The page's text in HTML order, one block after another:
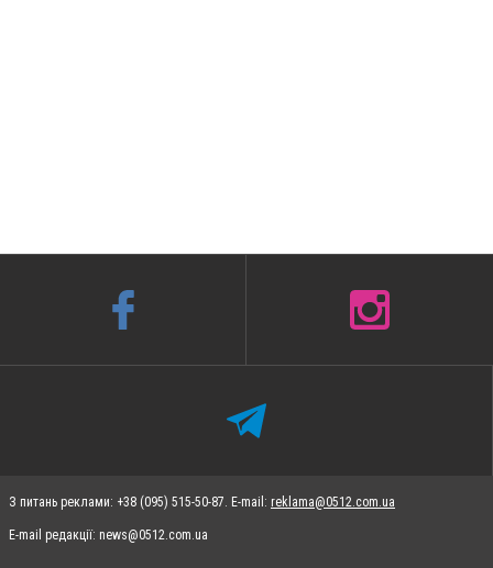
З питань реклами: +38 (095) 515-50-87. E-mail: reklama@0512.com.ua
E-mail редакції: news@0512.com.ua